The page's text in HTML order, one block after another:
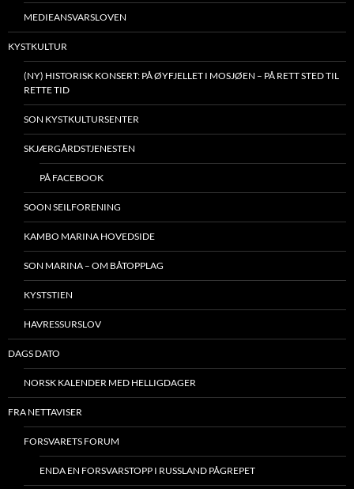
MEDIEANSVARSLOVEN
KYSTKULTUR
(NY) HISTORISK KONSERT: PÅ ØYFJELLET I MOSJØEN – PÅ RETT STED TIL
RETTE TID
SON KYSTKULTURSENTER
SKJÆRGÅRDSTJENESTEN
PÅ FACEBOOK
SOON SEILFORENING
KAMBO MARINA HOVEDSIDE
SON MARINA – OM BÅTOPPLAG
KYSTSTIEN
HAVRESSURSLOV
DAGS DATO
NORSK KALENDER MED HELLIGDAGER
FRA NETTAVISER
FORSVARETS FORUM
ENDA EN FORSVARSTOPP I RUSSLAND PÅGREPET